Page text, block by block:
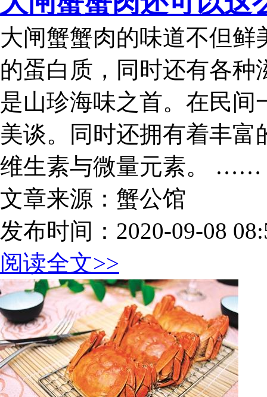
大闸蟹蟹肉的味道不但
的蛋白质，同时还有各
是山珍海味之首。在民间
美谈。同时还拥有着丰
维生素与微量元素。 ……
文章来源：蟹公馆
发布时间：2020-09-08
阅读全文>>